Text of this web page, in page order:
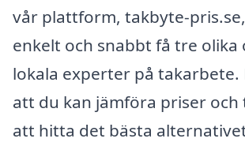
vår plattform, takbyte-
enkelt och snabbt få tre
lokala experter på
att du kan jämföra priser
att hitta det bästa